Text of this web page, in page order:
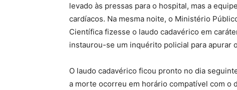
levado às pressas para o hospital, mas a
cardíacos. Na mesma noite, o Ministério
Científica fizesse o laudo cadavérico em
instaurou-se um inquérito policial para apurar
O laudo cadavérico ficou pronto no dia
a morte ocorreu em horário compatível com o